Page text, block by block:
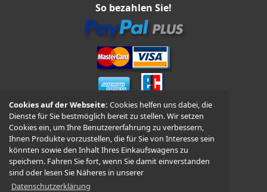
Cookies auf der Webseite:Cookies helfen uns dabei, die
Dienste für Sie bestmöglich bereit zu stellen. Wir setzen
Cookies ein, um Ihre Benutzererfahrung zu verbessern,
Ihnen Produkte vorzustellen, die für Sie von Interesse sein
könnten sowie den Inhalt Ihres Einkaufswagens zu
speichern. Fahren Sie fort, wenn Sie damit einverstanden
sind oder lesen Sie Näheres in unserer
Datenschutzerklärung
So bezahlen Sie!
Vorkasse und Nachnahme